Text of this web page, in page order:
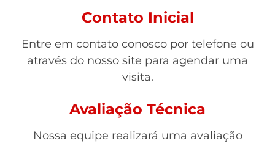
Contato Inicial
Entre em contato conosco por telefone ou
através do nosso site para agendar uma
visita.
Avaliação Técnica
Nossa equipe realizará uma avaliação